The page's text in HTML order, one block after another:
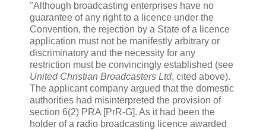
"Although broadcasting enterprises have no
guarantee of any right to a licence under the
Convention, the rejection by a State of a licence
application must not be manifestly arbitrary or
discriminatory and the necessity for any
restriction must be convincingly established (see
United Christian Broadcasters Ltd, cited above).
The applicant company argued that the domestic
authorities had misinterpreted the provision of
section 6(2) PRA [PrR-G]. As it had been the
holder of a radio broadcasting licence awarded